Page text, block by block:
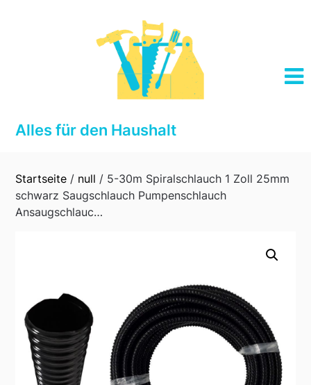
Alles für den Haushalt
Startseite / null / 5-30m Spiralschlauch 1 Zoll 25mm
schwarz Saugschlauch Pumpenschlauch
Ansaugschlauc…